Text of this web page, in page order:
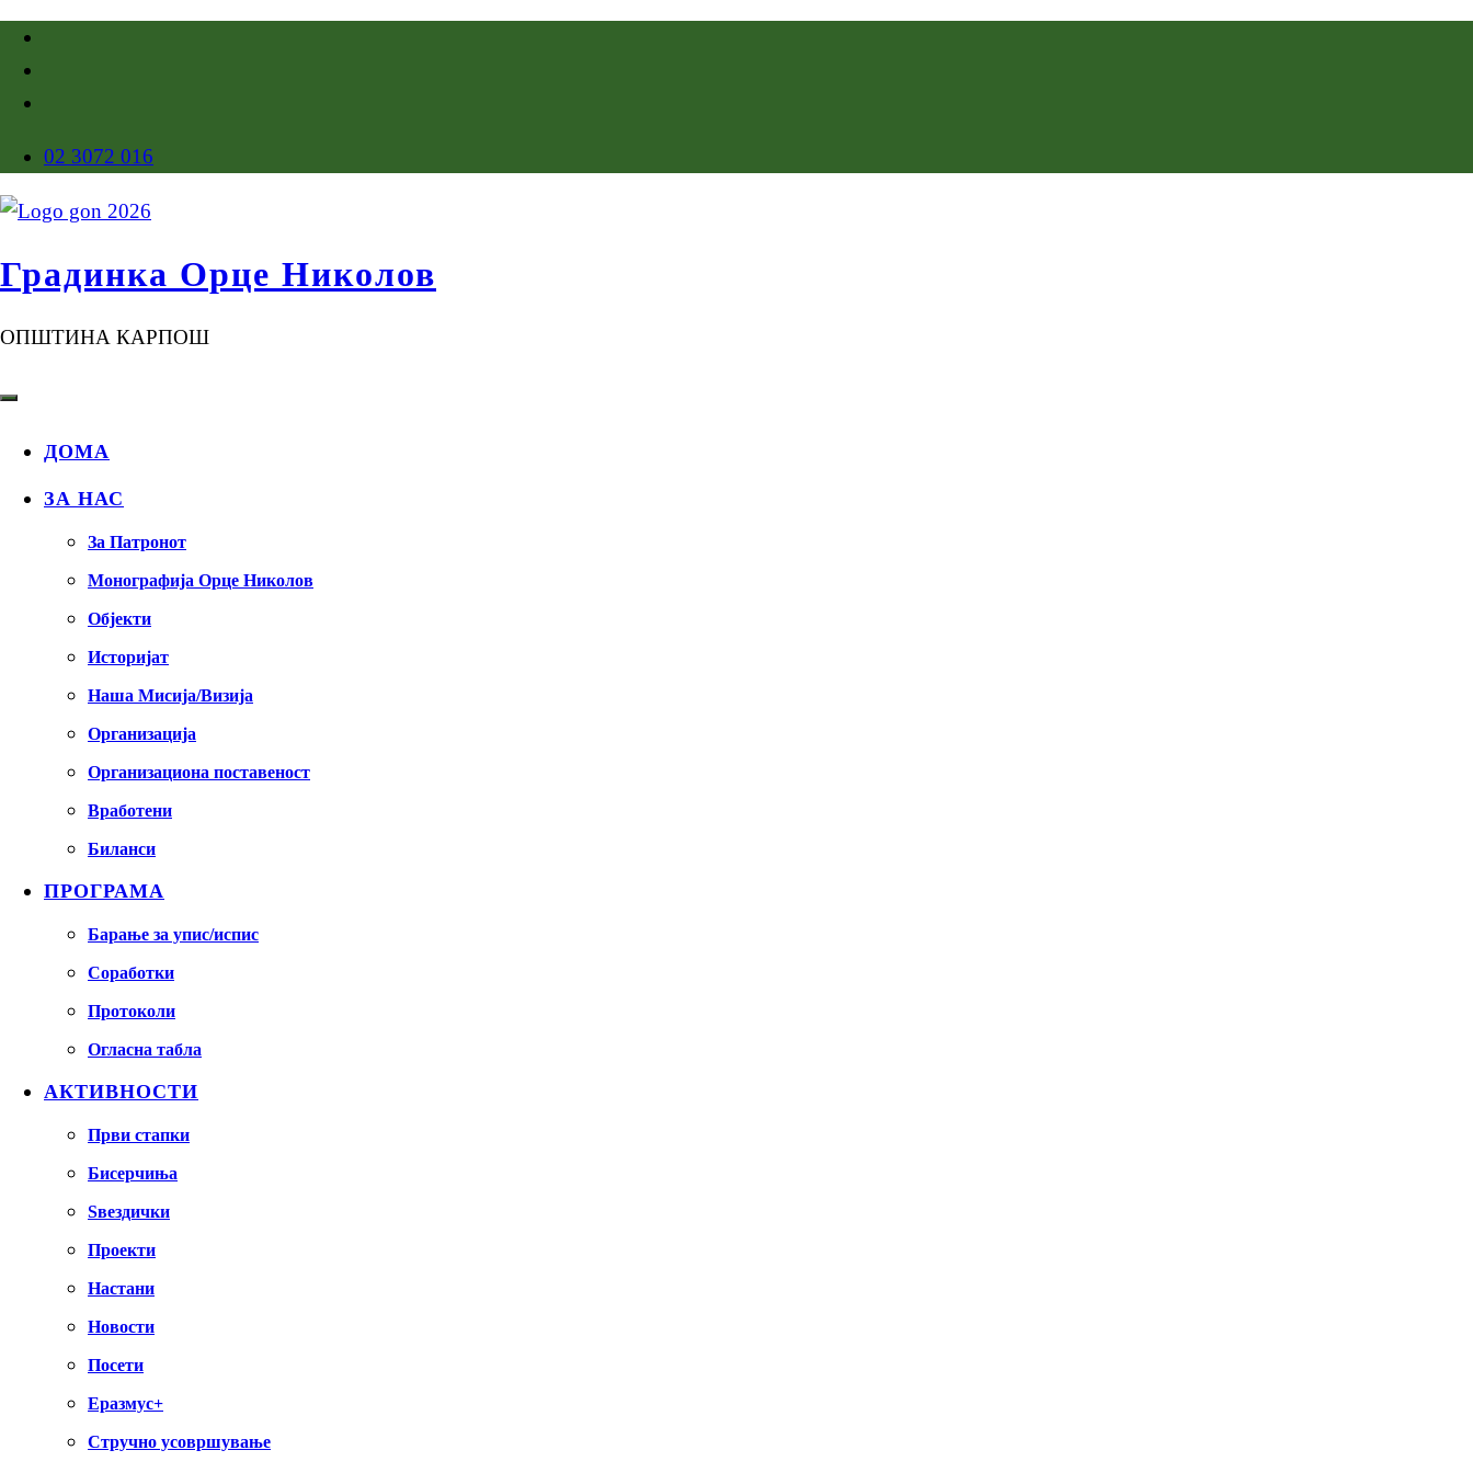
02 3072 016
Градинка Орце Николов
ОПШТИНА КАРПОШ
ДОМА
ЗА НАС
За Патронот
Монографија Орце Николов
Објекти
Историјат
Наша Мисија/Визија
Организација
Организациона поставеност
Вработени
Биланси
ПРОГРАМА
Барање за упис/испис
Соработки
Протоколи
Огласна табла
АКТИВНОСТИ
Први стапки
Бисерчиња
Ѕвездички
Проекти
Настани
Новости
Посети
Еразмус+
Стручно усовршување